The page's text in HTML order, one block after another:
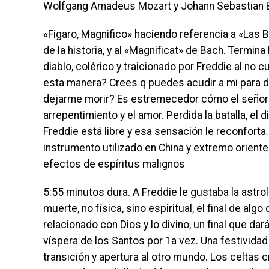
Wolfgang Amadeus Mozart y Johann Sebastian
«Figaro, Magnifico» haciendo referencia a «Las
de la historia, y al «Magnificat» de Bach.
diablo, colérico y traicionado por Freddie al no
esta manera? Crees q puedes acudir a mi para
dejarme morir? Es estremecedor cómo el
arrepentimiento y el amor. Perdida la batalla, el
Freddie está libre y esa sensación le
instrumento utilizado en China y extremo
efectos de espíritus malignos
5:55 minutos dura. A Freddie le gustaba la
muerte, no física, sino espiritual, el final de
relacionado con Dios y lo divino, un final que
víspera de los Santos por 1a vez. Una
transición y apertura al otro mundo. Los celtas